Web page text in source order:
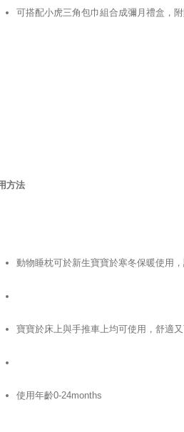
可搭配小虎三角包巾組合成彌月禮盒，
方法
動物睡枕可於新生寶寶於寒冬保暖使用
寶寶於床上與手推車上均可使用，舒適
使用年齡0-24months